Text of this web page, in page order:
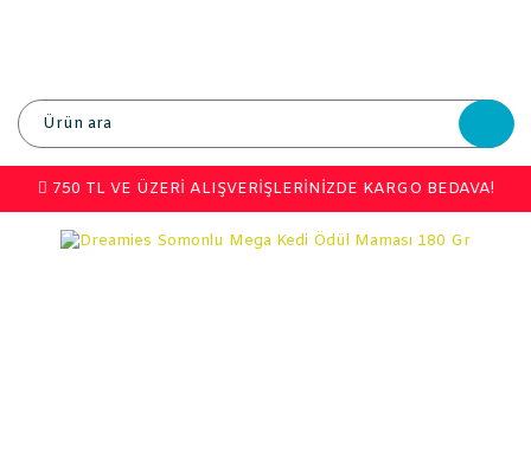
750 TL VE ÜZERİ ALIŞVERİŞLERİNİZDE KARGO BEDAVA!